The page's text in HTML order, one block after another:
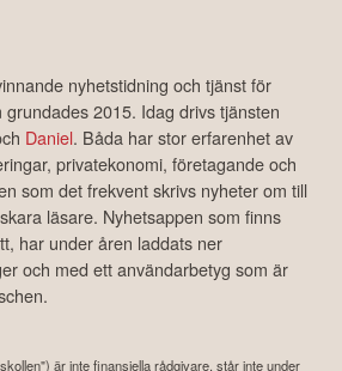
nyhetstidning och tjänst för
2015. Idag drivs tjänsten
Daniel. Båda har stor erfarenhet av
privatekonomi, företagande och
som det frekvent skrivs nyheter om till
läsare. Nyhetsappen som finns
har under åren laddats ner
och med ett användarbetyg som är
är inte finansiella rådgivare, står inte under